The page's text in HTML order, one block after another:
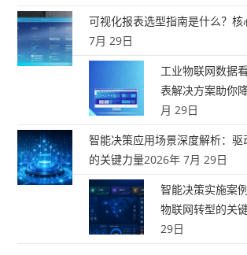
可视化报表选型指南是什么？核
7月 29日
工业物联网数据
表解决方案助你
月 29日
智能决策应用场景深度解析：
的关键力量2026年 7月 29日
智能决策实施案
物联网转型的关
29日